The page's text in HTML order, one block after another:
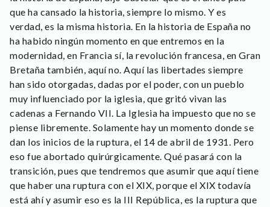
que ha cansado la historia, siempre lo mismo. Y es
verdad, es la misma historia. En la historia de España no
ha habido ningún momento en que entremos en la
modernidad, en Francia sí, la revolución francesa, en Gran
Bretaña también, aquí no. Aquí las libertades siempre
han sido otorgadas, dadas por el poder, con un pueblo
muy influenciado por la iglesia, que gritó vivan las
cadenas a Fernando VII. La Iglesia ha impuesto que no se
piense libremente. Solamente hay un momento donde se
dan los inicios de la ruptura, el 14 de abril de 1931. Pero
eso fue abortado quirúrgicamente. Qué pasará con la
transición, pues que tendremos que asumir que aquí tiene
que haber una ruptura con el XIX, porque el XIX todavía
está ahí y asumir eso es la III República, es la ruptura que